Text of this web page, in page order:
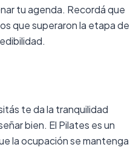
tu agenda. Recordá que
que superaron la etapa de
te da la tranquilidad
bien. El Pilates es un
la ocupación se mantenga